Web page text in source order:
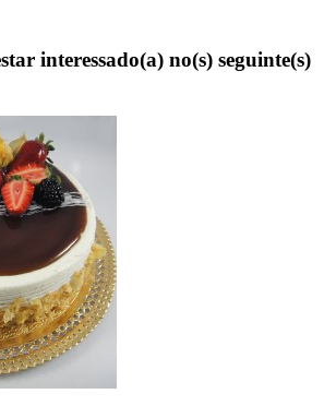
interessado(a) no(s) seguinte(s)